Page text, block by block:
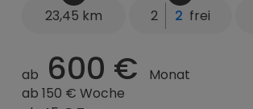
23,45 km 2 2 frei
ab 600 €
Monat
ab 150 € Woche